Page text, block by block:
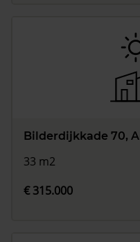
Bilderdijkkade 70,
33 m2
€ 315.000